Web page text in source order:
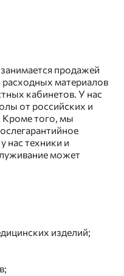
продажей
материалов
кабинетов. У нас
от российских и
Кроме того, мы
нас техники и
может
изделий;